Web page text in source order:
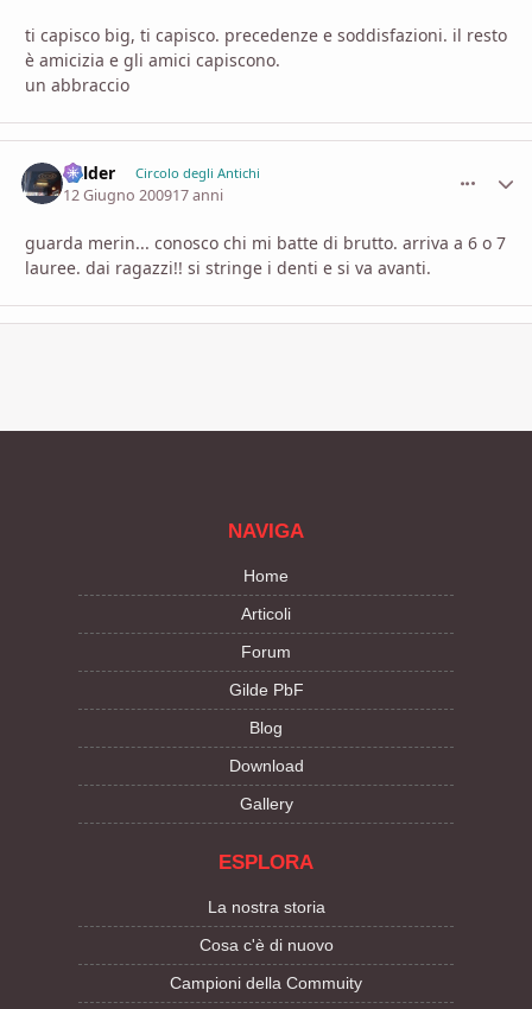
ti capisco big, ti capisco. precedenze e soddisfazioni. il resto
è amicizia e gli amici capiscono.
un abbraccio
Balder Circolo degli Antichi
12 Giugno 200917 anni
guarda merin... conosco chi mi batte di brutto. arriva a 6 o 7
lauree. dai ragazzi!! si stringe i denti e si va avanti.
NAVIGA
Home
Articoli
Forum
Gilde PbF
Blog
Download
Gallery
ESPLORA
La nostra storia
Cosa c'è di nuovo
Campioni della Commuity